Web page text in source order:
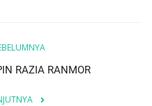
RAZIA RANMOR